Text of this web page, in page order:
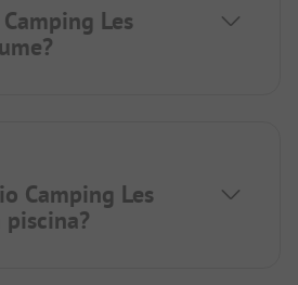
Les
Camping Les
piscina?